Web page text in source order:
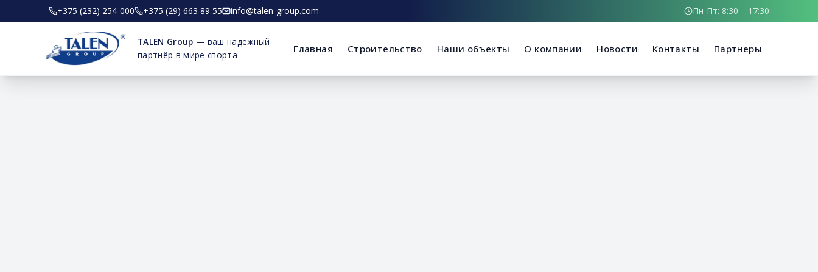
+375 (232) 254-000 +375 (29) 663 89 55 info@talen-group.com Пн-Пт: 8:30 – 17:30
TALEN Group — ваш надежный
партнёр в мире спорта
Главная Строительство Наши объекты О компании Новости Контакты Партнеры